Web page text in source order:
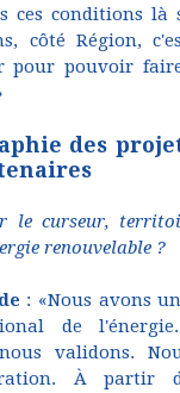
ces conditions là
côté Région,
pour pouvoir
des
le curseur,
renouvelable ?
: «Nous avons
de l'énergie.
validons.
À partir